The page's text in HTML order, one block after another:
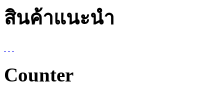
สินค้าแนะนำ
Counter